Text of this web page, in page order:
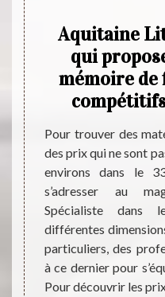
est
la
de
être
de
fait
de
Aquitaine
qui
mémoire de
Pour trouver des
des prix qui ne sont
environs dans le
s’adresser au
Spécialiste dans
différentes
particuliers, des
à ce dernier pour
Pour découvrir les